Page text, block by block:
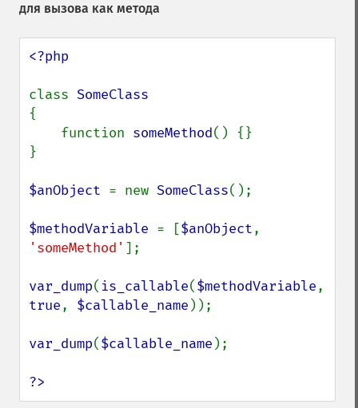
для вызова как метода
<?php
class
{
    function
someMethod() {}
}
$anObject = new SomeClass();
$methodVariable = [$anObject
'someMethod' ];
var_dump( is_callable($methodVariable
true, $callable_name ));
var_dump($callable_name );
?>